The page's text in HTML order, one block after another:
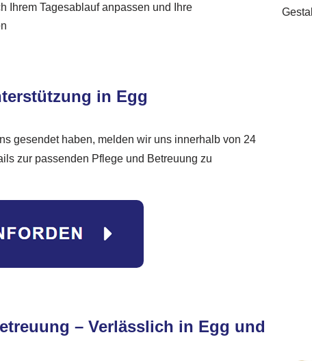
Ihrem Tagesablauf anpassen und Ihre
in Egg
gesendet haben, melden wir uns innerhalb von 24
zur passenden Pflege und Betreuung zu
– Verlässlich in Egg und